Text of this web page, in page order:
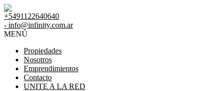
+5491122640640
- info@infinity.com.ar
MENÚ
Propiedades
Nosotros
Emprendimientos
Contacto
UNITE A LA RED